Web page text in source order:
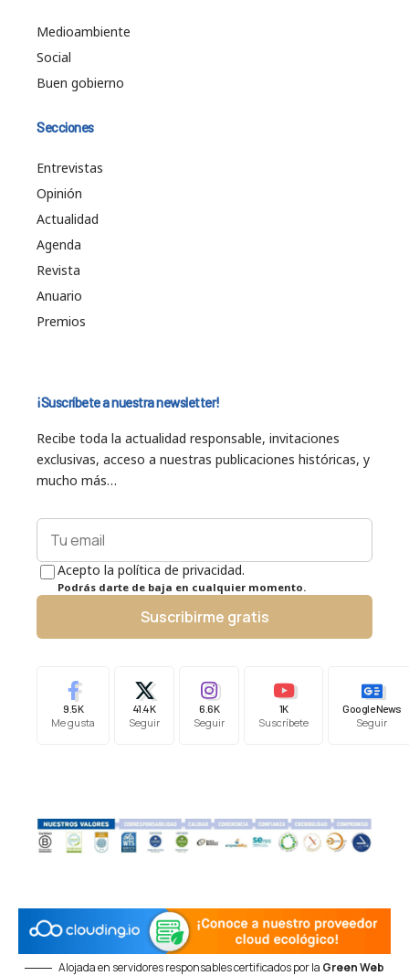
Medioambiente
Social
Buen gobierno
Secciones
Entrevistas
Opinión
Actualidad
Agenda
Revista
Anuario
Premios
¡Suscríbete a nuestra newsletter!
Recibe toda la actualidad responsable, invitaciones
exclusivas, acceso a nuestras publicaciones históricas, y
mucho más…
Acepto la política de privacidad.
Podrás darte de baja en cualquier momento.
Suscribirme gratis
9.5K
Me gusta
41.4K
Seguir
6.6K
Seguir
1K
Suscríbete
Google News
Seguir
Alojada en servidores responsables certificados por la Green Web